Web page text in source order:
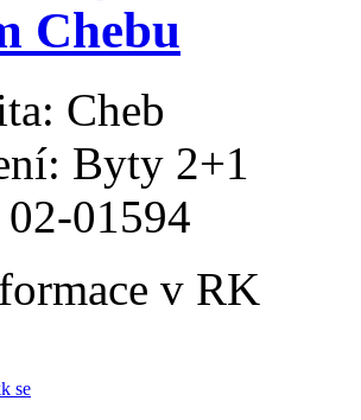
Chebu
Cheb
Byty 2+1
01594
v RK